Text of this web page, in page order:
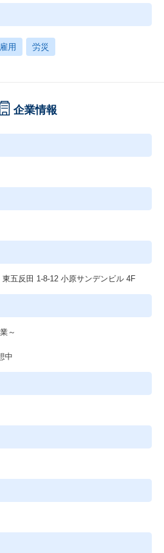
雇用 労災
企業情報
五反田 1-8-12 小原サンデンビル 4F
～
中